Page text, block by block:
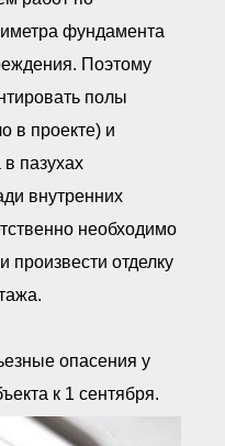
фундамента
Поэтому
полы
в проекте) и
пазухах
внутренних
необходимо
отделку
опасения у
к 1 сентября.